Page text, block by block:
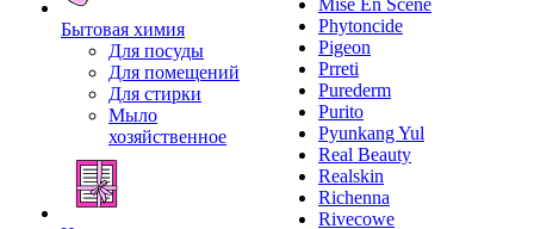
Бытовая химия
Для посуды
Для помещений
Для стирки
Мыло
хозяйственное
Mise En Scene
Phytoncide
Pigeon
Prreti
Purederm
Purito
Pyunkang Yul
Real Beauty
Realskin
Richenna
Rivecowe